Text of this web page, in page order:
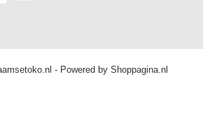
- Powered by Shoppagina.nl